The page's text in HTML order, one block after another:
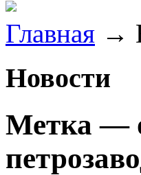
Главная →
Новости
Метка —